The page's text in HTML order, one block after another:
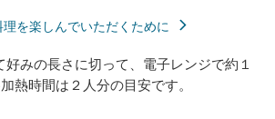
を楽しんでいただくために
みの長さに切って、電子レンジで約１
熱時間は２人分の目安です。